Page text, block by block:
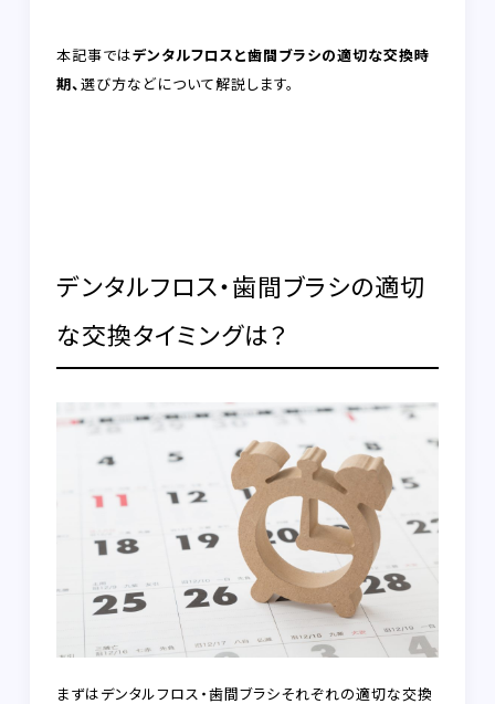
本記事ではデンタルフロスと歯間ブラシの適切な交換時
期、 選び方などについて解説します。
デンタルフロス・歯間ブラシの適切
な交換タイミングは？
まずはデンタルフロス・歯間ブラシそれぞれの適切な交換